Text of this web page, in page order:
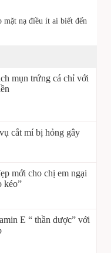
mặt nạ điều ít ai biết đến
mụn trứng cá chỉ với
cắt mí bị hỏng gây
mới cho chị em ngại
kéo”
E “ thần dược” với